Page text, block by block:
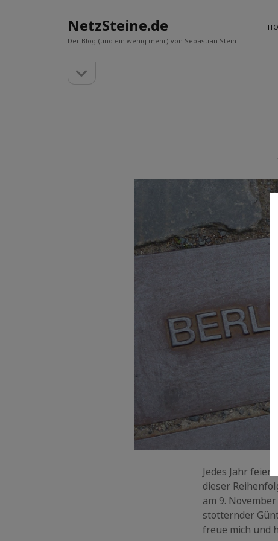
NetzSteine.de
Der Blog (und ein wenig mehr) von Sebastian Stein
Seitenleisteöffnen
Jedes Jahr
dieser
am 9.
stotternder
freue mich und